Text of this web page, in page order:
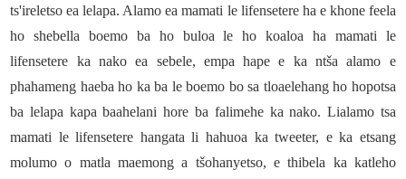
ts'ireletso ea lelapa. Alamo ea mamati le lifensetere ha e khone feela
ho shebella boemo ba ho buloa le ho koaloa ha mamati le
lifensetere ka nako ea sebele, empa hape e ka ntša alamo e
phahameng haeba ho ka ba le boemo bo sa tloaelehang ho hopotsa
ba lelapa kapa baahelani hore ba falimehe ka nako. Lialamo tsa
mamati le lifensetere hangata li hahuoa ka tweeter, e ka etsang
molumo o matla maemong a tšohanyetso, e thibela ka katleho